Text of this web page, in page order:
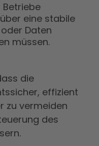
Betriebe
eine stabile
Daten
müssen.
die
effizient
zu vermeiden
des